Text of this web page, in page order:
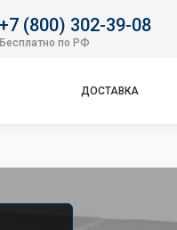
+7 (800) 302-39-08
Бесплатно по РФ
ДОСТАВКА